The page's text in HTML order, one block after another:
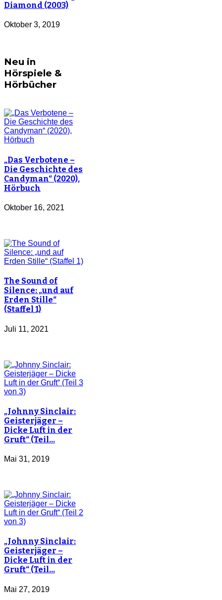
Diamond (2003)
Oktober 3, 2019
Neu in
Hörspiele &
Hörbücher
„Das Verbotene –
Die Geschichte des
Candyman“ (2020),
Hörbuch
Oktober 16, 2021
The Sound of
Silence: „und auf
Erden Stille“
(Staffel 1)
Juli 11, 2021
„Johnny Sinclair:
Geisterjäger –
Dicke Luft in der
Gruft“ (Teil…
Mai 31, 2019
„Johnny Sinclair:
Geisterjäger –
Dicke Luft in der
Gruft“ (Teil…
Mai 27, 2019